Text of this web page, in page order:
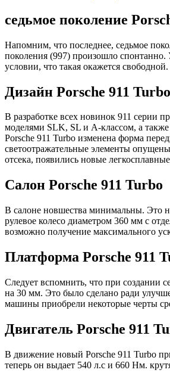
седьмое поколение
Напомним, что последнее, седьмое
поколения (997) произошло
условии, что такая окажется
Дизайн Porsche 911 Turbo
В разработке всех новинок 911 серии
моделями SLK, SL и A-классом, а также
Porsche 911 Turbo изменена форма
светоотражательные элементы
отсека, появились новые
Салон Porsche 911 Turbo
В салоне новшества минимальны. Это
рулевое колесо диаметром 360 мм с
возможно получение максимального
Платформа Porsche 911
Следует вспомнить, что при создании
на 30 мм. Это было сделано ради
машины приобрели некоторые черты
Двигатель Porsche 911
В движение новый Porsche 911 Turbo
теперь он выдает 540 л.с и 660 Нм.